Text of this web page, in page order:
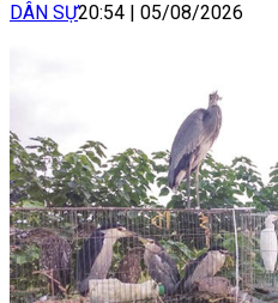
DÂN SỰ20:54 05/08/2026